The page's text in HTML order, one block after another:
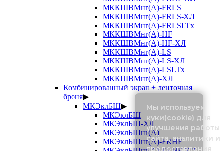
МККШВМнг(А)-FRLS
МККШВМнг(А)-FRLS-ХЛ
МККШВМнг(А)-FRLSLTx
МККШВМнг(А)-HF
МККШВМнг(А)-HF-ХЛ
МККШВМнг(А)-LS
МККШВМнг(А)-LS-ХЛ
МККШВМнг(А)-LSLTx
МККШВМнг(А)-ХЛ
Комбинированный экран + ленточная
броня▶
МКЭклБШ▶
МКЭклБШ
МКЭклБШ-ХЛ
МКЭклБШнг(А)
МКЭклБШнг(А)-FRHF
Мы используем
куки(cookie) для
улучшения работы
сайта, аналитики и
предоставления